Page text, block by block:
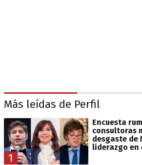
Más leídas de Perfil
1
Encuesta
consultoras
desgaste de
liderazgo en